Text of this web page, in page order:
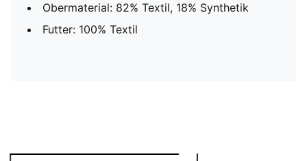
Obermaterial: 82% Textil, 18% Synthetik
Futter: 100% Textil